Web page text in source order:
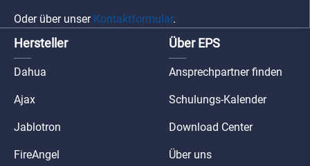
Oder über unser Kontaktformular.
Hersteller
Dahua
Ajax
Jablotron
FireAngel
Über EPS
Ansprechpartner finden
Schulungs-Kalender
Download Center
Über uns